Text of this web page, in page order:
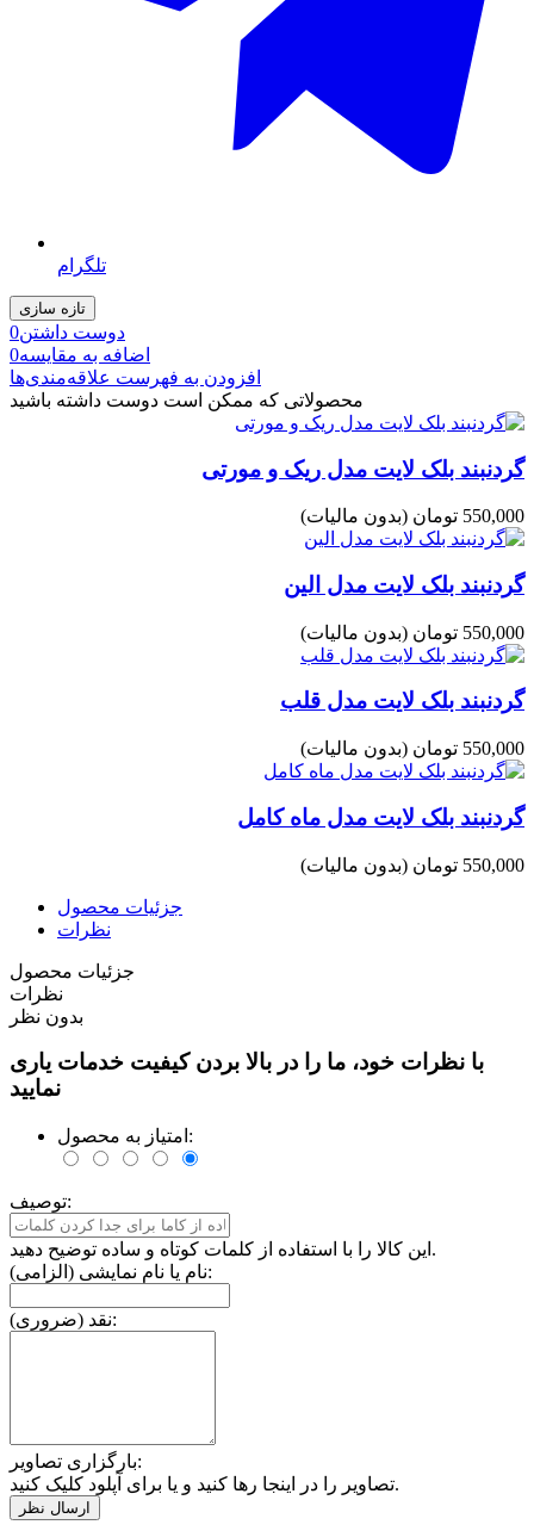
تلگرام
دوست داشتن0
اضافه به مقایسه0
افزودن به فهرست علاقه‌مندی‌ها
محصولاتی که ممکن است دوست داشته باشید
گردنبند بلک لایت مدل ریک و مورتی
550,000 تومان (بدون مالیات)
گردنبند بلک لایت مدل الین
550,000 تومان (بدون مالیات)
گردنبند بلک لایت مدل قلب
550,000 تومان (بدون مالیات)
گردنبند بلک لایت مدل ماه کامل
550,000 تومان (بدون مالیات)
جزئیات محصول
نظرات
جزئیات محصول
نظرات
بدون نظر
با نظرات خود، ما را در بالا بردن کیفیت خدمات یاری
نمایید
امتیاز به محصول:
توصیف:
این کالا را با استفاده از کلمات کوتاه و ساده توضیح دهید.
نام یا نام نمایشی (الزامی):
نقد (ضروری):
بارگزاری تصاویر:
تصاویر را در اینجا رها کنید و یا برای آپلود کلیک کنید.